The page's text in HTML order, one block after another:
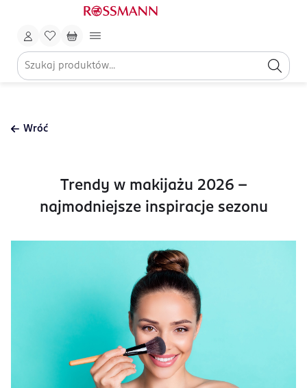
Wróć
Trendy w makijażu 2026 –
najmodniejsze inspiracje sezonu